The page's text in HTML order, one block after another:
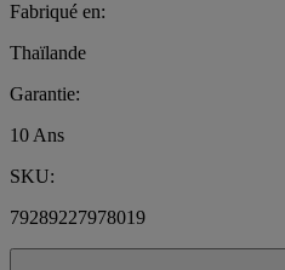
Fabriqué en:
Thaïlande
Garantie:
10 Ans
SKU:
79289227978019